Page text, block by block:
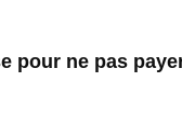
pour ne pas